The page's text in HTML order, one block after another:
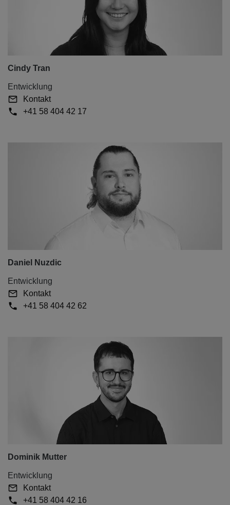
Cindy Tran
Entwicklung
Kontakt
+41 58 404 42 17
Daniel Nuzdic
Entwicklung
Kontakt
+41 58 404 42 62
Dominik Mutter
Entwicklung
Kontakt
+41 58 404 42 16